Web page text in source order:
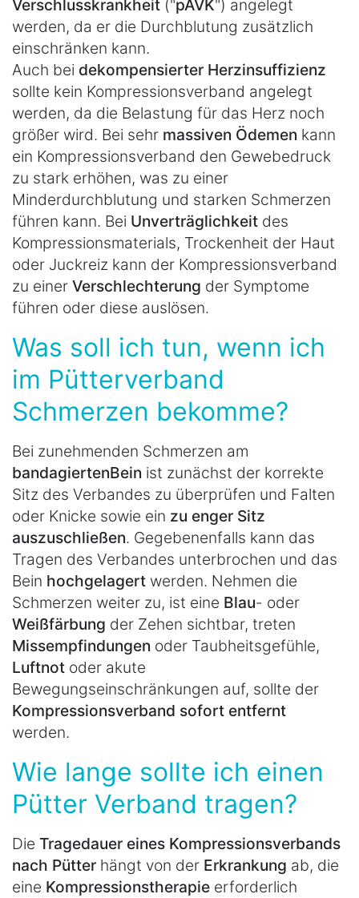
Verschlusskrankheit ("pAVK") angelegt
werden, da er die Durchblutung zusätzlich
einschränken kann.
Auch bei dekompensierter Herzinsuffizienz
sollte kein Kompressionsverband angelegt
werden, da die Belastung für das Herz noch
größer wird. Bei sehr massiven Ödemen kann
ein Kompressionsverband den Gewebedruck
zu stark erhöhen, was zu einer
Minderdurchblutung und starken Schmerzen
führen kann. Bei Unverträglichkeit des
Kompressionsmaterials, Trockenheit der Haut
oder Juckreiz kann der Kompressionsverband
zu einer Verschlechterung der Symptome
führen oder diese auslösen.
Was soll ich tun, wenn ich
im Pütterverband
Schmerzen bekomme?
Bei zunehmenden Schmerzen am
bandagiertenBein ist zunächst der korrekte
Sitz des Verbandes zu überprüfen und Falten
oder Knicke sowie ein zu enger Sitz
auszuschließen. Gegebenenfalls kann das
Tragen des Verbandes unterbrochen und das
Bein hochgelagert werden. Nehmen die
Schmerzen weiter zu, ist eine Blau- oder
Weißfärbung der Zehen sichtbar, treten
Missempfindungen oder Taubheitsgefühle,
Luftnot oder akute
Bewegungseinschränkungen auf, sollte der
Kompressionsverband sofort entfernt
werden.
Wie lange sollte ich einen
Pütter Verband tragen?
Die Tragedauer eines Kompressionsverbands
nach Pütter hängt von der Erkrankung ab, die
eine Kompressionstherapie erforderlich